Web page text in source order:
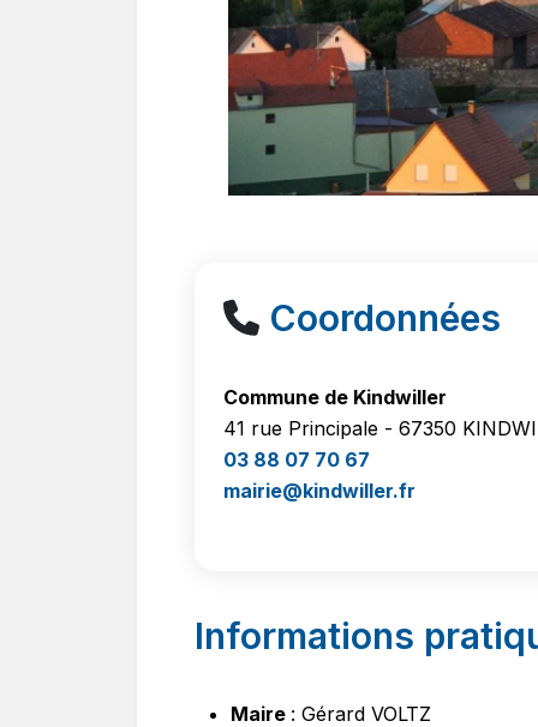
Coordonnées
Commune de Kindwiller
41 rue Principale - 67350
03 88 07 70 67
mairie@kindwiller.fr
Informations
Maire : Gérard VOLTZ